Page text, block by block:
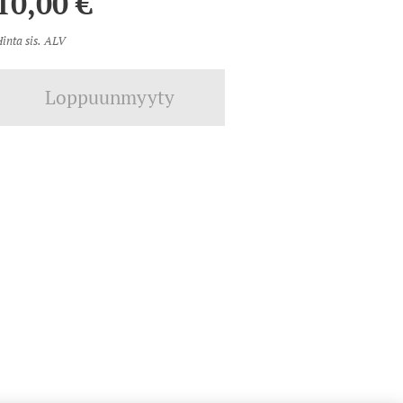
sis. ALV
Loppuunmyyty